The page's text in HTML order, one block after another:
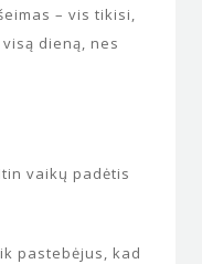
– vis tikisi,
dieną, nes
vaikų padėtis
pastebėjus, kad